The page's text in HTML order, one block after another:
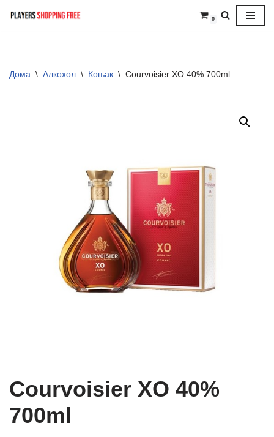
0
Дома \ Алкохол \ Коњак \ Courvoisier XO 40% 700ml
Courvoisier XO 40%
700ml